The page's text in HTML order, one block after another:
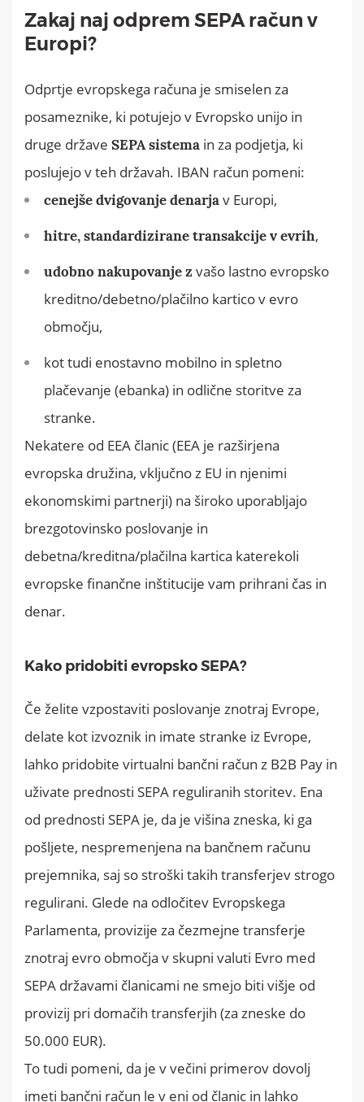
Zakaj naj odprem SEPA račun v
Europi?
Odprtje evropskega računa je smiselen za
posameznike, ki potujejo v Evropsko unijo in
druge države SEPA sistema in za podjetja, ki
poslujejo v teh državah. IBAN račun pomeni:
cenejše dvigovanje denarjav Europi,
hitre, standardizirane transakcije v evrih,
udobno nakupovanje z vašo lastno evropsko
kreditno/debetno/plačilno kartico v evro
območju,
kot tudi enostavno mobilno in spletno
plačevanje (ebanka) in odlične storitve za
stranke.
Nekatere od EEA članic (EEA je razširjena
evropska družina, vključno z EU in njenimi
ekonomskimi partnerji) na široko uporabljajo
brezgotovinsko poslovanje in
debetna/kreditna/plačilna kartica katerekoli
evropske finančne inštitucije vam prihrani čas in
denar.
Kako pridobiti evropsko SEPA?
Če želite vzpostaviti poslovanje znotraj Evrope,
delate kot izvoznik in imate stranke iz Evrope,
lahko pridobite virtualni bančni račun z B2B Pay in
uživate prednosti SEPA reguliranih storitev. Ena
od prednosti SEPA je, da je višina zneska, ki ga
pošljete, nespremenjena na bančnem računu
prejemnika, saj so stroški takih transferjev strogo
regulirani. Glede na odločitev Evropskega
Parlamenta, provizije za čezmejne transferje
znotraj evro območja v skupni valuti Evro med
SEPA državami članicami ne smejo biti višje od
provizij pri domačih transferjih (za zneske do
50.000 EUR).
To tudi pomeni, da je v večini primerov dovolj
imeti bančni račun le v eni od članic in lahko